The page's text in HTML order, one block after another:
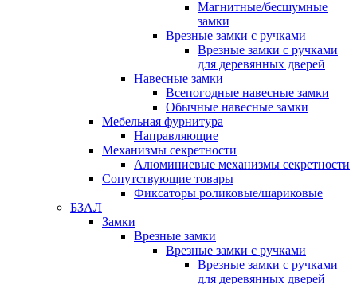
Магнитные/бесшумные
замки
Врезные замки с ручками
Врезные замки с ручками
для деревянных дверей
Навесные замки
Всепогодные навесные замки
Обычные навесные замки
Мебельная фурнитура
Направляющие
Механизмы секретности
Алюминиевые механизмы секретности
Сопутствующие товары
Фиксаторы роликовые/шариковые
БЗАЛ
Замки
Врезные замки
Врезные замки с ручками
Врезные замки с ручками
для деревянных дверей